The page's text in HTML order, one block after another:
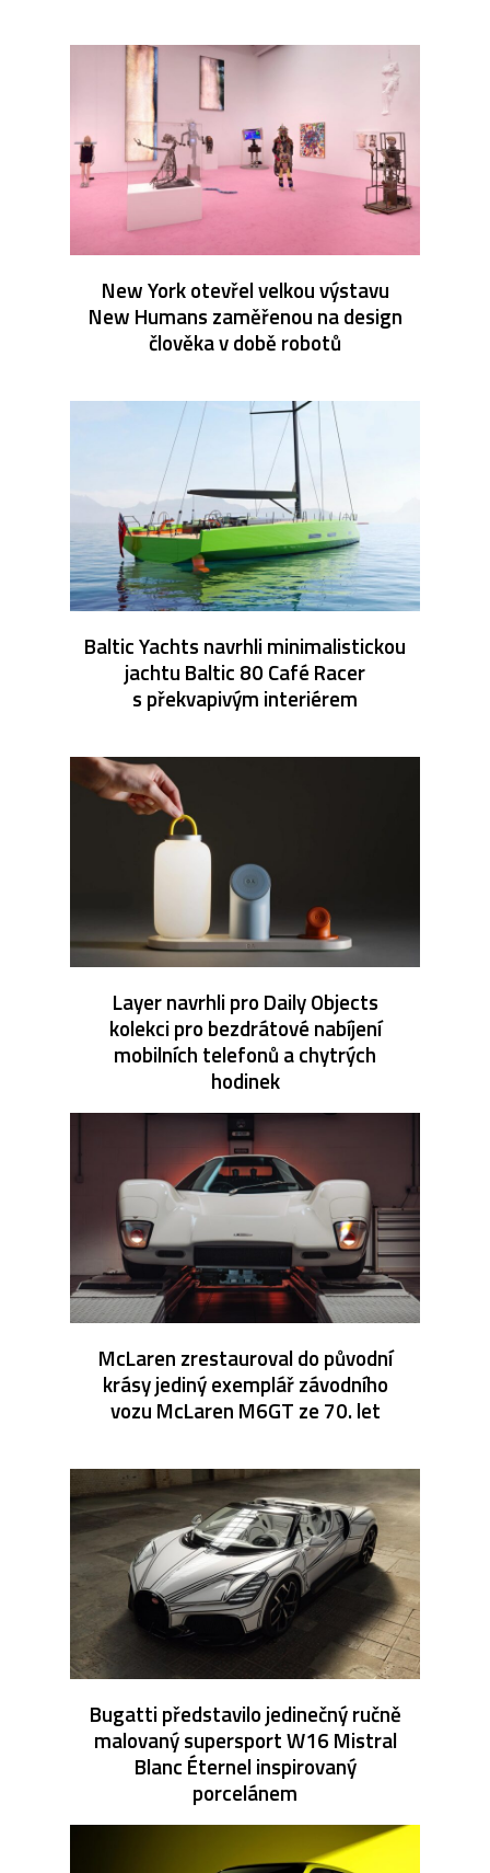
New York otevřel velkou výstavu
New Humans zaměřenou na design
člověka v době robotů
Baltic Yachts navrhli minimalistickou
jachtu Baltic 80 Café Racer
s překvapivým interiérem
Layer navrhli pro Daily Objects
kolekci pro bezdrátové nabíjení
mobilních telefonů a chytrých
hodinek
McLaren zrestauroval do původní
krásy jediný exemplář závodního
vozu McLaren M6GT ze 70. let
Bugatti představilo jedinečný ručně
malovaný supersport W16 Mistral
Blanc Éternel inspirovaný
porcelánem